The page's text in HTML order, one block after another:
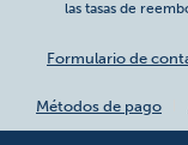
las tasas de
Formulario de
Métodos de pago